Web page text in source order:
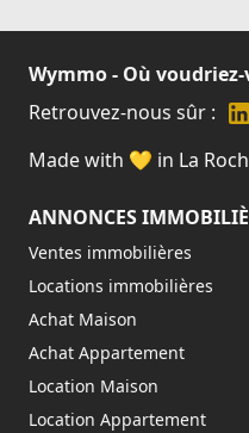
Wymmo - Où
Retrouvez-nous sûr :
Made with 💛 in La
ANNONCES
Ventes immobilières
Locations immobilières
Achat Maison
Achat Appartement
Location Maison
Location Appartement